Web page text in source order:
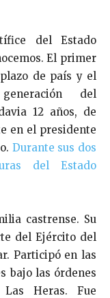
del Estado
El primer
de país y el
del
12 años, de
en el presidente
Durante sus dos
del Estado
castrense. Su
del Ejército del
Participó en las
bajo las órdenes
Heras. Fue